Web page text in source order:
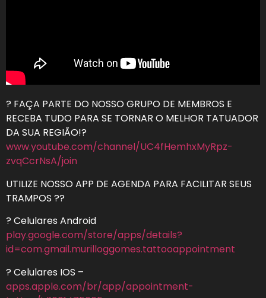
? FAÇA PARTE DO NOSSO GRUPO DE MEMBROS E
RECEBA TUDO PARA SE TORNAR O MELHOR TATUADOR
DA SUA REGIÃO!?
www.youtube.com/channel/UC4fHemhxMyRpz-
zvqCcrNsA/join
UTILIZE NOSSO APP DE AGENDA PARA FACILITAR SEUS
TRAMPOS ??
? Celulares Android
play.google.com/store/apps/details?
id=com.gmail.murilloggomes.tattooappointment
? Celulares IOS –
apps.apple.com/br/app/appointment-